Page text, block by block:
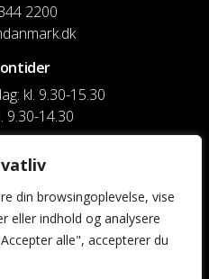
din browsingoplevelse, vise
eller indhold og analysere
alle", accepterer du
2200
kl. 9.30-15.30
9.30-14.30
3119119022
og cookies